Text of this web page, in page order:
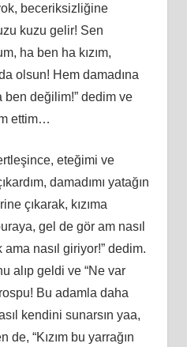
beceriksizliğine
kuzu gelir! Sen
ha ben ha kızım,
olsun! Hem damadına
değilim!” dedim ve
ettim…
eteğimi ve
damadımı yatağın
çıkarak, kızıma
gel de gör am nasıl
nasıl giriyor!” dedim.
alıp geldi ve “Ne var
Bu adamla daha
kendini sunarsın yaa,
de, “Kızım bu yarrağın